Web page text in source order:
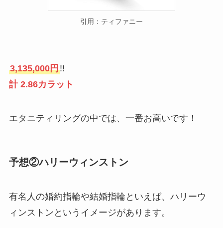
引用：ティファニー
3,135,000円!!
計 2.86カラット
エタニティリングの中では、一番お高いです！
予想②ハリーウィンストン
有名人の婚約指輪や結婚指輪といえば、ハリーウ
ィンストンというイメージがあります。